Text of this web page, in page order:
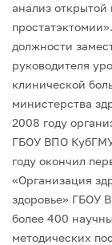
анализ открытой
простатэктомии».
должности
руководителя
клинической
министерства
2008 году
ГБОУ ВПО
году окончил
«Организация
здоровье» ГБОУ
более 400
методических